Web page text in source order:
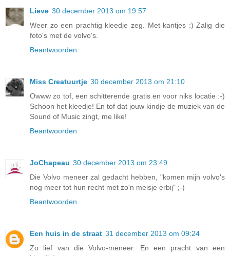
Lieve 30 december 2013 om 19:57
Weer zo een prachtig kleedje zeg. Met kantjes :) Zalig die
foto's met de volvo's.
Beantwoorden
Miss Creatuurtje 30 december 2013 om 21:10
Owww zo tof, een schitterende gratis en voor niks locatie :-)
Schoon het kleedje! En tof dat jouw kindje de muziek van de
Sound of Music zingt, me like!
Beantwoorden
JoChapeau 30 december 2013 om 23:49
Die Volvo meneer zal gedacht hebben, "komen mijn volvo's
nog meer tot hun recht met zo'n meisje erbij" ;-)
Beantwoorden
Een huis in de straat 31 december 2013 om 09:24
Zo lief van die Volvo-meneer. En een pracht van een